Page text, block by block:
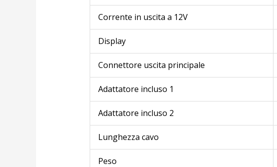
Corrente in uscita a 12V
Display
Connettore uscita principale
Adattatore incluso 1
Adattatore incluso 2
Lunghezza cavo
Peso